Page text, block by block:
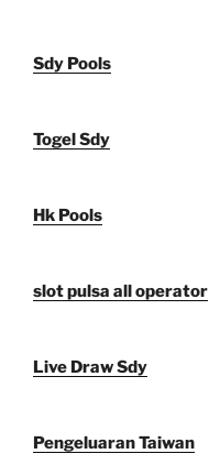
Sdy Pools
Togel Sdy
Hk Pools
slot pulsa all operator
Live Draw Sdy
Pengeluaran Taiwan